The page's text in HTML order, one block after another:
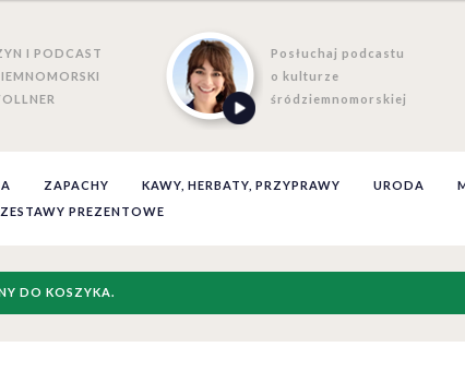
I PODCAST
Posłuchaj podcastu
o kulturze
śródziemnomorskiej
ZAPACHY KAWY, HERBATY, PRZYPRAWY URODA
ZESTAWY PREZENTOWE
DO KOSZYKA.